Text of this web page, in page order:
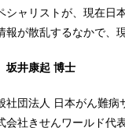
シャリストが、現在日
報が散乱するなかで、
井康起 博士
社団法人 日本がん難
会社きせんワールド代